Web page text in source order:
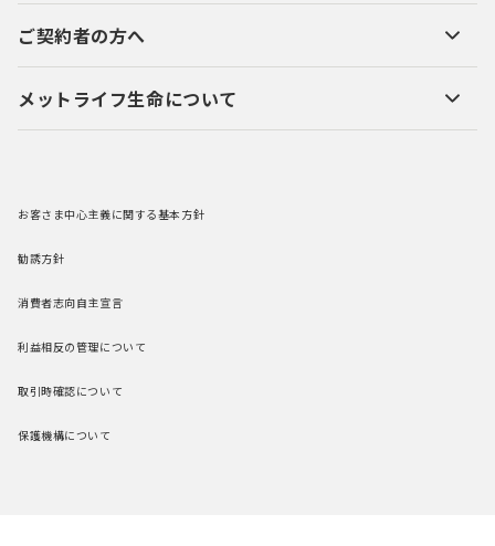
ご契約者の方へ
メットライフ生命について
お客さま中心主義に関する基本方針
勧誘方針
消費者志向自主宣言
利益相反の管理について
取引時確認について
保護機構について